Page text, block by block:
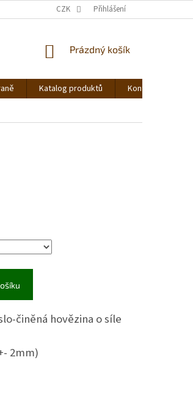
OBCHODNÍ PODMÍNKY PODMÍNKY OCHRANY
CZK Přihlášení
NÁKUPNÍ
Prázdný košík
Katalog produktů Kontakt
činěná hovězina o síle
2mm)